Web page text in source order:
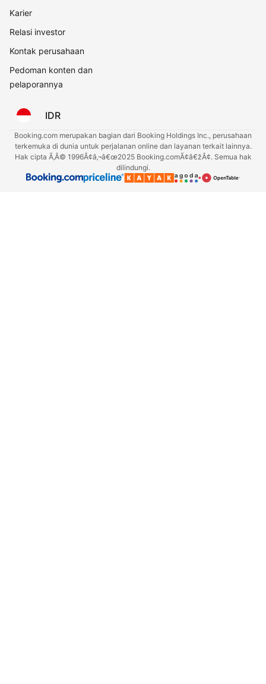
Karier
Relasi investor
Kontak perusahaan
Pedoman konten dan
pelaporannya
IDR
Booking.com merupakan bagian dari Booking Holdings Inc., perusahaan
terkemuka di dunia untuk perjalanan online dan layanan terkait lainnya.
Hak cipta Ã‚Â© 1996Ã¢â‚¬â€œ2025 Booking.comÃ¢â€žÂ¢. Semua hak
dilindungi.